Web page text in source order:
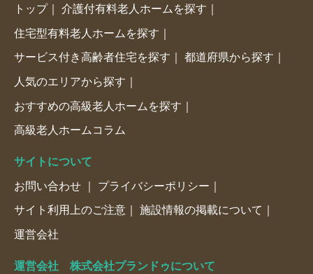
トップ 介護付有料老人ホームを探す
住宅型有料老人ホームを探す
サービス付き高齢者住宅を探す 都道府県から探す
人気のエリアから探す
おすすめの高級老人ホームを探す
高級老人ホームコラム
サイトについて
お問い合わせ プライバシーポリシー
サイト利用上のご注意 施設情報の掲載について
運営会社
運営会社 株式会社プランドゥについて